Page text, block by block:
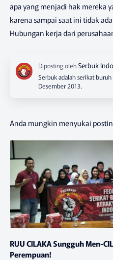
apa yang menjadi hak mereka
karena sampai saat ini tidak
Hubungan kerja dari
Serbuk adalah serikat
Desember 2013.
Anda mungkin menyukai
RUU CILAKA Sungguh Men-
Perempuan!